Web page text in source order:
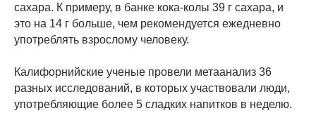
сахара. К примеру, в банке кока-колы 39 г сахара, и
это на 14 г больше, чем рекомендуется ежедневно
употреблять взрослому человеку.
Калифорнийские ученые провели метаанализ 36
разных исследований, в которых участвовали люди,
употребляющие более 5 сладких напитков в неделю.